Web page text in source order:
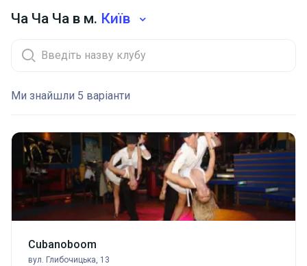
Ча Ча Ча в м. Київ
Ми знайшли 5 варіанти
Cubanoboom
вул. Глибочицька, 13